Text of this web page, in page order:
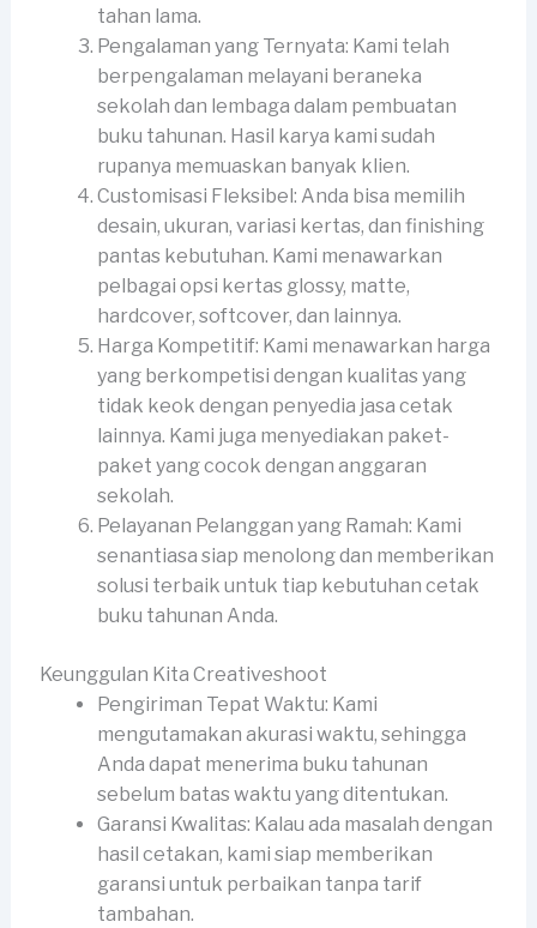
tahan lama.
Pengalaman yang Ternyata: Kami telah
berpengalaman melayani beraneka
sekolah dan lembaga dalam pembuatan
buku tahunan. Hasil karya kami sudah
rupanya memuaskan banyak klien.
Customisasi Fleksibel: Anda bisa memilih
desain, ukuran, variasi kertas, dan finishing
pantas kebutuhan. Kami menawarkan
pelbagai opsi kertas glossy, matte,
hardcover, softcover, dan lainnya.
Harga Kompetitif: Kami menawarkan harga
yang berkompetisi dengan kualitas yang
tidak keok dengan penyedia jasa cetak
lainnya. Kami juga menyediakan paket-
paket yang cocok dengan anggaran
sekolah.
Pelayanan Pelanggan yang Ramah: Kami
senantiasa siap menolong dan memberikan
solusi terbaik untuk tiap kebutuhan cetak
buku tahunan Anda.
Keunggulan Kita Creativeshoot
Pengiriman Tepat Waktu: Kami
mengutamakan akurasi waktu, sehingga
Anda dapat menerima buku tahunan
sebelum batas waktu yang ditentukan.
Garansi Kwalitas: Kalau ada masalah dengan
hasil cetakan, kami siap memberikan
garansi untuk perbaikan tanpa tarif
tambahan.